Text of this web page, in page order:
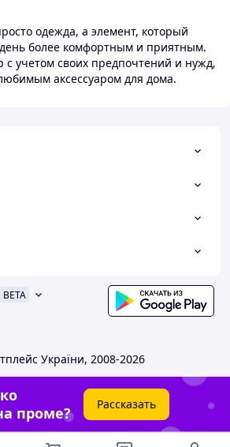
одежда, а элемент, который
более комфортным и приятным.
учетом своих предпочтений и нужд,
аксессуаром для дома.
BETA
України, 2008-2026
проме?
Рассказать